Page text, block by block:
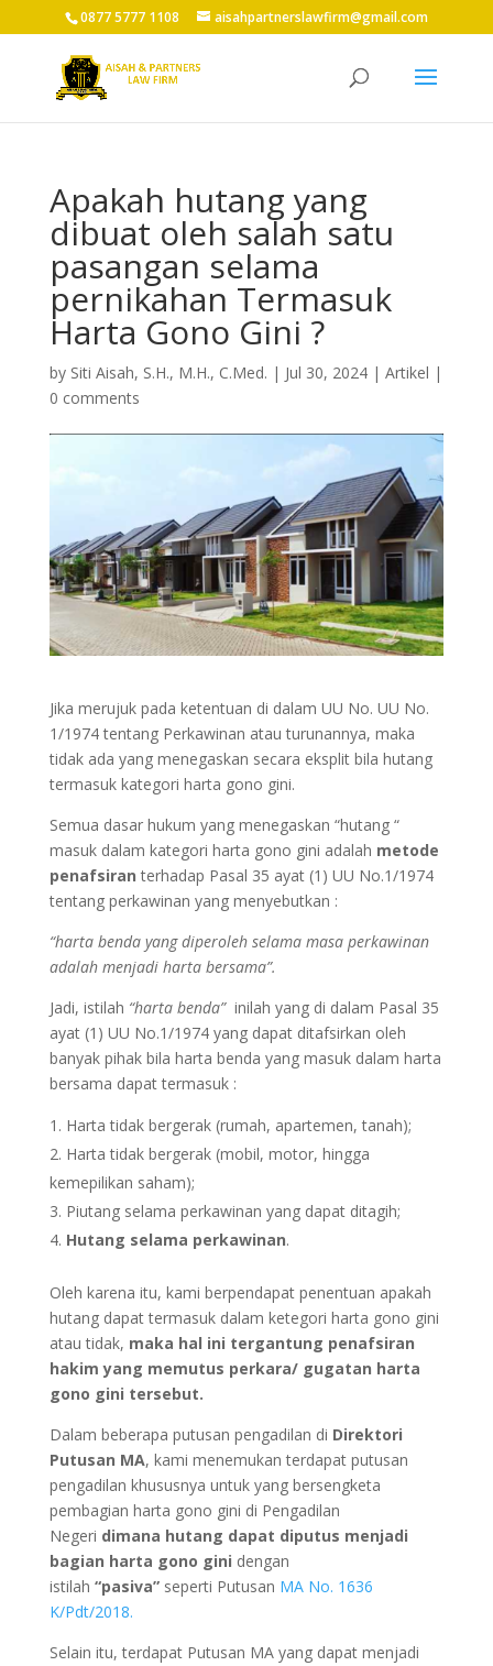
0877 5777 1108 aisahpartnerslawfirm@gmail.com
Apakah hutang yang
dibuat oleh salah satu
pasangan selama
pernikahan Termasuk
Harta Gono Gini ?
by Siti Aisah, S.H., M.H., C.Med. | Jul 30, 2024| Artikel |
0 comments
Jika merujuk pada ketentuan di dalam UU No. UU No.
1/1974 tentang Perkawinan atau turunannya, maka
tidak ada yang menegaskan secara eksplit bila hutang
termasuk kategori harta gono gini.
Semua dasar hukum yang menegaskan “hutang “
masuk dalam kategori harta gono gini adalah metode
penafsiran terhadap Pasal 35 ayat (1) UU No.1/1974
tentang perkawinan yang menyebutkan :
“harta benda yang diperoleh selama masa perkawinan
adalah menjadi harta bersama”.
Jadi, istilah “harta benda” inilah yang di dalam Pasal 35
ayat (1) UU No.1/1974 yang dapat ditafsirkan oleh
banyak pihak bila harta benda yang masuk dalam harta
bersama dapat termasuk :
Harta tidak bergerak (rumah, apartemen, tanah);
Harta tidak bergerak (mobil, motor, hingga
kemepilikan saham);
Piutang selama perkawinan yang dapat ditagih;
Hutang selama perkawinan.
Oleh karena itu, kami berpendapat penentuan apakah
hutang dapat termasuk dalam ketegori harta gono gini
atau tidak, maka hal ini tergantung penafsiran
hakim yang memutus perkara/ gugatan harta
gono gini tersebut.
Dalam beberapa putusan pengadilan di Direktori
Putusan MA, kami menemukan terdapat putusan
pengadilan khususnya untuk yang bersengketa
pembagian harta gono gini di Pengadilan
Negeri dimana hutang dapat diputus menjadi
bagian harta gono gini dengan
istilah “pasiva”seperti Putusan MA No. 1636
K/Pdt/2018.
Selain itu, terdapat Putusan MA yang dapat menjadi